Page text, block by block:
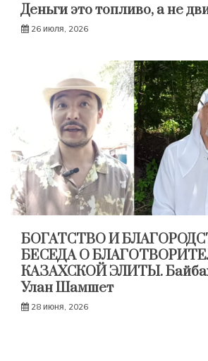
Деньги это топливо, а не
26 июля, 2026
БОГАТСТВО И
БЕСЕДА О
КАЗАХСКОЙ ЭЛИТЫ.
Улан Шамшет
28 июня, 2026